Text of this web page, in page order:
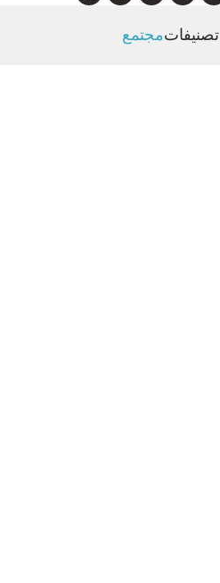
مجتمعتصنيفات